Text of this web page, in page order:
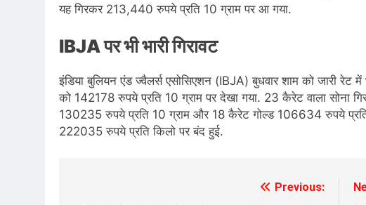
यह ग‍िरकर 213,440 रुपये प्रत‍ि 10 ग्राम पर आ गया.
IBJA पर भी भारी ग‍िरावट
इंड‍िया बुल‍ियन एंड ज्‍वैलर्स एसोस‍िएशन (IBJA) बुधवार शाम को जारी रेट
को 142178 रुपये प्रत‍ि 10 ग्राम पर देखा गया. 23 कैरेट वाला सोना
130235 रुपये प्रत‍ि 10 ग्राम और 18 कैरेट गोल्‍ड 106634 रुपये प्रत‍ि
222035 रुपये प्रत‍ि क‍िलो पर बंद हुई.
Previous: